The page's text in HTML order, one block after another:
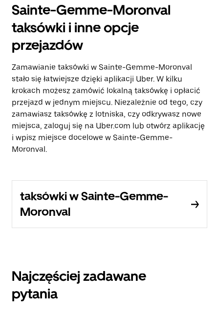
Sainte-Gemme-Moronval
taksówki i inne opcje
przejazdów
Zamawianie taksówki w Sainte-Gemme-Moronval
stało się łatwiejsze dzięki aplikacji Uber. W kilku
krokach możesz zamówić lokalną taksówkę i opłacić
przejazd w jednym miejscu. Niezależnie od tego, czy
zamawiasz taksówkę z lotniska, czy odkrywasz nowe
miejsca, zaloguj się na Uber.com lub otwórz aplikację
i wpisz miejsce docelowe w Sainte-Gemme-
Moronval.
taksówki w Sainte-Gemme-
Moronval
Najczęściej zadawane
pytania